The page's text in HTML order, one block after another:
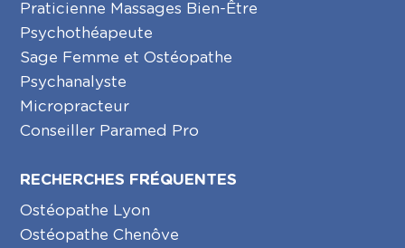
Praticienne Massages Bien-Être
Psychothéapeute
Sage Femme et Ostéopathe
Psychanalyste
Micropracteur
Conseiller Paramed Pro
RECHERCHES FRÉQUENTES
Ostéopathe Lyon
Ostéopathe Chenôve